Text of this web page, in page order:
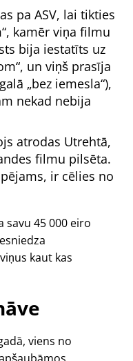
pa ASV, lai tikties
, kamēr viņa filmu
bija iestatīts uz
, un viņš prasīja
bez iemesla ),
nekad nebija
atrodas Utrehtā,
filmu pilsēta.
ir cēlies no
savu 45 000 eiro
kaut kas
viens no